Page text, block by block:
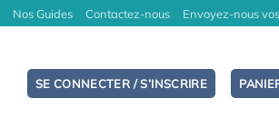
Nos Guides Contactez-nous Envoyez-nous
SE CONNECTER / S’INSCRIRE